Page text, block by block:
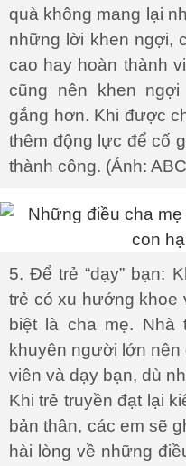
quà không mang lại
những lời khen ngợi,
cao hay hoàn thành
cũng nên khen
gắng hơn. Khi được
thêm động lực để cố
thành công. (Ảnh:
5. Để trẻ “dạy” bạn:
trẻ có xu hướng khoe
biệt là cha mẹ. Nhà
khuyên người lớn
viên và dạy bạn, dù
Khi trẻ truyền đạt lại
bản thân, các em sẽ
hài lòng về những